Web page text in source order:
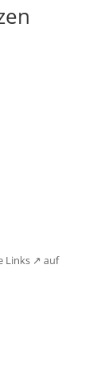
Links ↗ auf